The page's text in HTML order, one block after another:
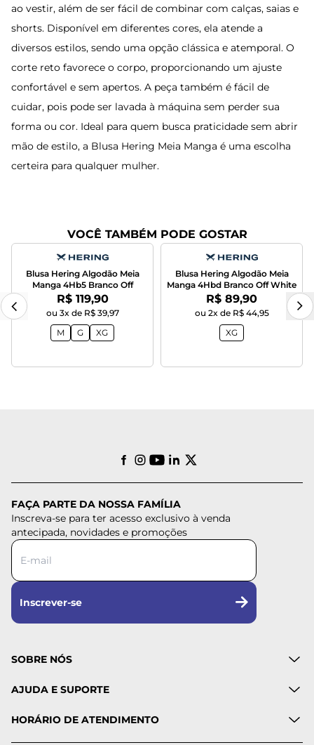
ao vestir, além de ser fácil de combinar com calças, saias e
shorts. Disponível em diferentes cores, ela atende a
diversos estilos, sendo uma opção clássica e atemporal. O
corte reto favorece o corpo, proporcionando um ajuste
confortável e sem apertos. A peça também é fácil de
cuidar, pois pode ser lavada à máquina sem perder sua
forma ou cor. Ideal para quem busca praticidade sem abrir
mão de estilo, a Blusa Hering Meia Manga é uma escolha
certeira para qualquer mulher.
VOCÊ TAMBÉM PODE GOSTAR
Blusa Hering Algodão Meia
Manga 4Hb5 Branco Off
Por:
R$ 119,90
ou 3x de R$ 39,97
M
G XG
Blusa Hering Algodão Meia
Manga 4Hbd Branco Off White
Por:
R$ 89,90
ou 2x de R$ 44,95
XG
FAÇA PARTE DA NOSSA FAMÍLIA
Inscreva-se para ter acesso exclusivo à venda
antecipada, novidades e promoções
Inscrever-se
SOBRE NÓS
AJUDA E SUPORTE
HORÁRIO DE ATENDIMENTO